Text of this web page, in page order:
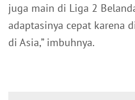
juga main di Liga 2
adaptasinya cepat karena
di Asia,” imbuhnya.